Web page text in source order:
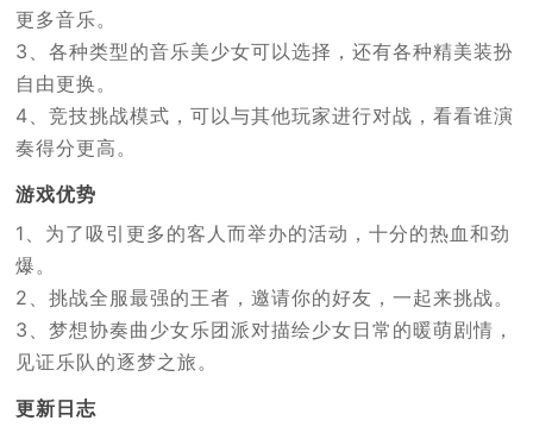
更多音乐。
3、各种类型的音乐美少女可以选择，还有各种精美装扮
自由更换。
4、竞技挑战模式，可以与其他玩家进行对战，看看谁演
奏得分更高。
游戏优势
1、为了吸引更多的客人而举办的活动，十分的热血和劲
爆。
2、挑战全服最强的王者，邀请你的好友，一起来挑战。
3、梦想协奏曲少女乐团派对描绘少女日常的暖萌剧情，
见证乐队的逐梦之旅。
更新日志